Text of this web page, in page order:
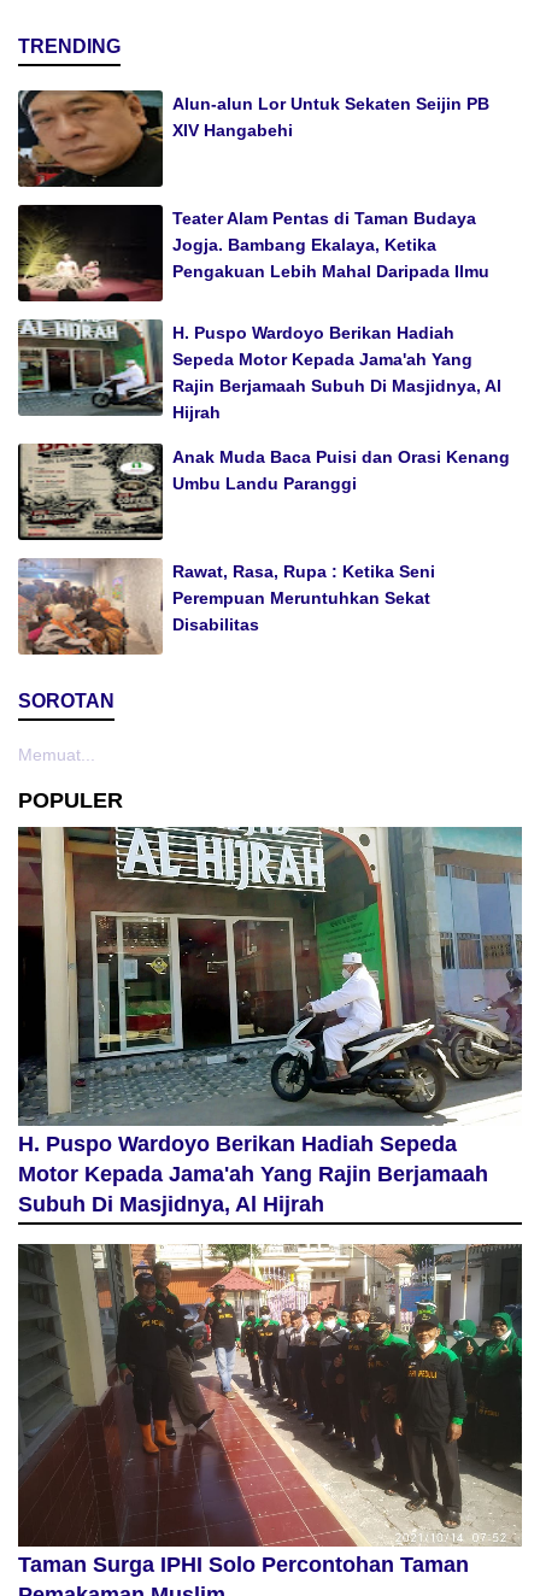
TRENDING
Alun-alun Lor Untuk Sekaten Seijin PB
XIV Hangabehi
Teater Alam Pentas di Taman Budaya
Jogja. Bambang Ekalaya, Ketika
Pengakuan Lebih Mahal Daripada Ilmu
H. Puspo Wardoyo Berikan Hadiah
Sepeda Motor Kepada Jama'ah Yang
Rajin Berjamaah Subuh Di Masjidnya, Al
Hijrah
Anak Muda Baca Puisi dan Orasi Kenang
Umbu Landu Paranggi
Rawat, Rasa, Rupa : Ketika Seni
Perempuan Meruntuhkan Sekat
Disabilitas
SOROTAN
Memuat...
POPULER
H. Puspo Wardoyo Berikan Hadiah Sepeda
Motor Kepada Jama'ah Yang Rajin Berjamaah
Subuh Di Masjidnya, Al Hijrah
Taman Surga IPHI Solo Percontohan Taman